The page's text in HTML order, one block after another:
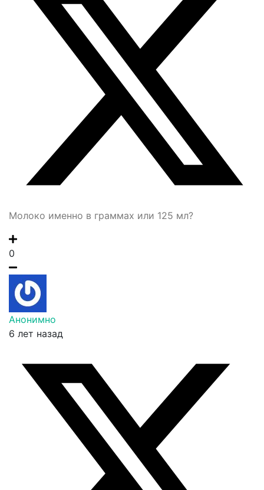
Молоко именно в граммах или 125 мл?
0
Анонимно
6 лет назад